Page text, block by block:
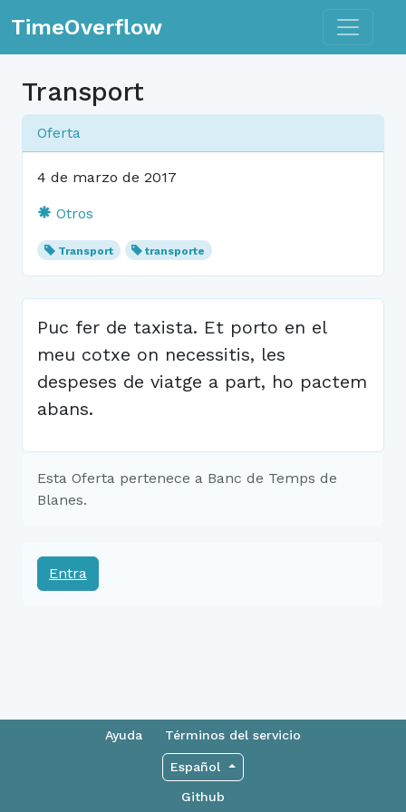
TimeOverflow Toggle
Transport
Oferta
4 de marzo de 2017
Otros
Transport transporte
Puc fer de taxista. Et porto en el
meu cotxe on necessitis, les
despeses de viatge a part, ho pactem
abans.
Esta Oferta pertenece a Banc de Temps de
Blanes.
Entra
Ayuda Términos del servicio
Español
Github